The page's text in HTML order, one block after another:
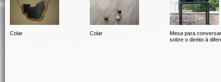
Colar Colar
Mesa para conversar
sobre o direito à